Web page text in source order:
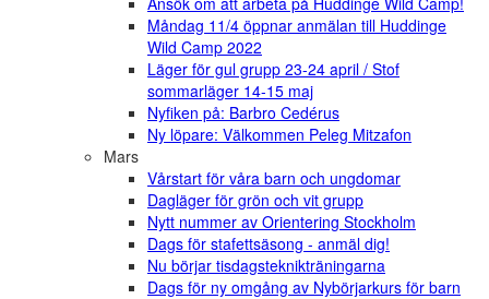
Måndag 11/4 öppnar anmälan till Huddinge
Wild Camp 2022
Läger för gul grupp 23-24 april / Stof
sommarläger 14-15 maj
Nyfiken på: Barbro Cedérus
Ny löpare: Välkommen Peleg Mitzafon
Mars
Vårstart för våra barn och ungdomar
Dagläger för grön och vit grupp
Nytt nummer av Orientering Stockholm
Dags för stafettsäsong - anmäl dig!
Nu börjar tisdagsteknikträningarna
Dags för ny omgång av Nybörjarkurs för barn